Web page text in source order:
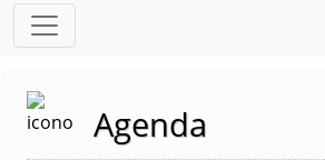
Agenda